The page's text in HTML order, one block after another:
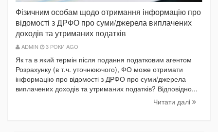
Фізичним особам щодо отримання інформацію про
відомості з ДРФО про суми/джерела виплачених
доходів та утриманих податків
ADMIN 3 РОКИ AGO
Як та в який термін після подання податковим агентом
Розрахунку (в т.ч. уточнюючого), ФО може отримати
інформацію про відомості з ДРФО про суми/джерела
виплачених доходів та утриманих податків? Відповідно...
Читати далi